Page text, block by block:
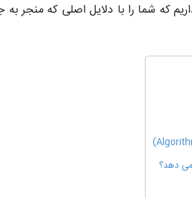
که شما را با دلایل اصلی که
دهد؟